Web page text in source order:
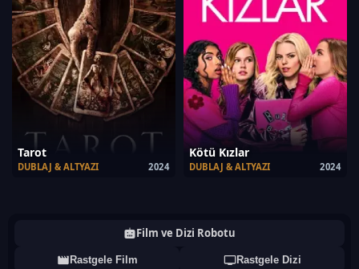
Tarot
2024
DUBLAJ & ALTYAZI
Kötü Kızlar
2024
DUBLAJ & ALTYAZI
Film ve Dizi Robotu
Rastgele Film Rastgele Dizi